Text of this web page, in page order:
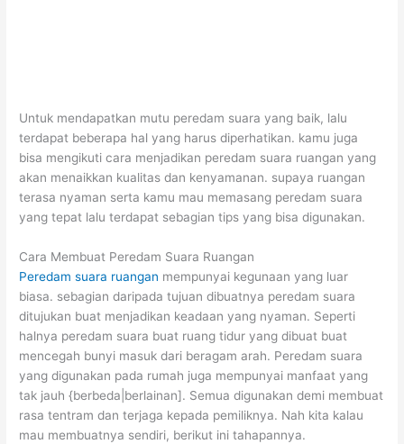
Untuk mendapatkan mutu peredam suara yang baik, lalu
terdapat beberapa hal yang harus diperhatikan. kamu juga
bisa mengikuti cara menjadikan peredam suara ruangan yang
akan menaikkan kualitas dan kenyamanan. supaya ruangan
terasa nyaman serta kamu mau memasang peredam suara
yang tepat lalu terdapat sebagian tips yang bisa digunakan.
Cara Membuat Peredam Suara Ruangan
Peredam suara ruangan mempunyai kegunaan yang luar
biasa. sebagian daripada tujuan dibuatnya peredam suara
ditujukan buat menjadikan keadaan yang nyaman. Seperti
halnya peredam suara buat ruang tidur yang dibuat buat
mencegah bunyi masuk dari beragam arah. Peredam suara
yang digunakan pada rumah juga mempunyai manfaat yang
tak jauh {berbeda|berlainan]. Semua digunakan demi membuat
rasa tentram dan terjaga kepada pemiliknya. Nah kita kalau
mau membuatnya sendiri, berikut ini tahapannya.